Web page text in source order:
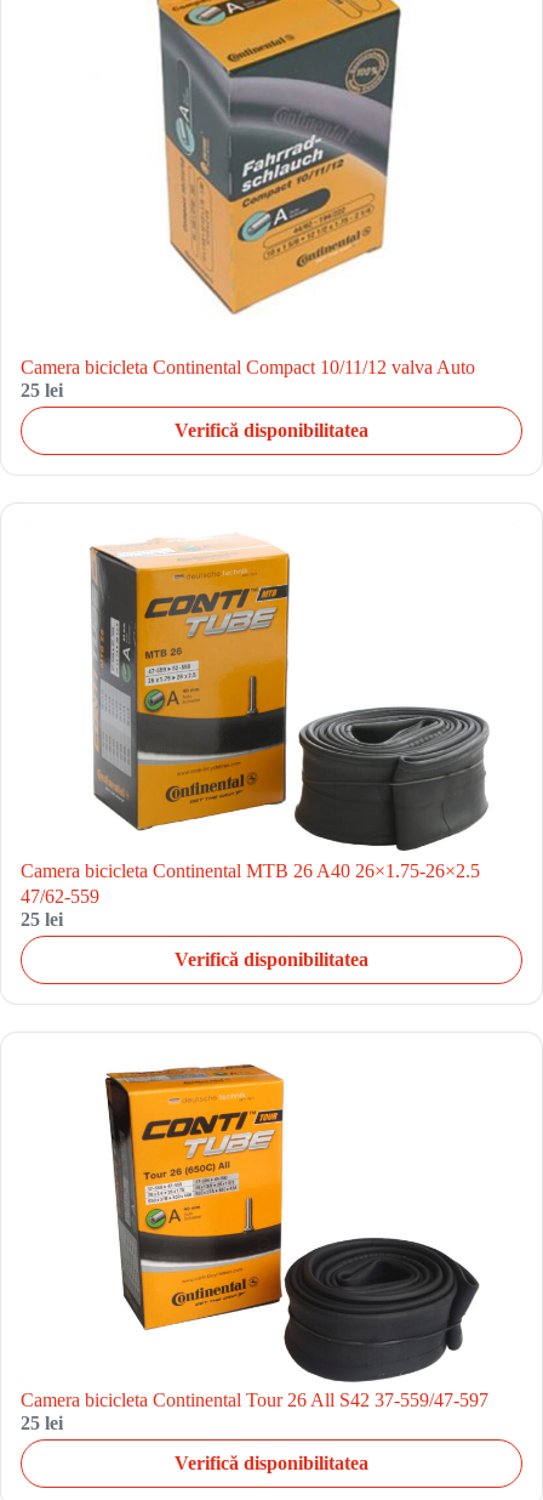
Camera bicicleta Continental Compact 10/11/12 valva Auto
25 lei
Verifică disponibilitatea
Camera bicicleta Continental MTB 26 A40 26×1.75-26×2.5
47/62-559
25 lei
Verifică disponibilitatea
Camera bicicleta Continental Tour 26 All S42 37-559/47-597
25 lei
Verifică disponibilitatea